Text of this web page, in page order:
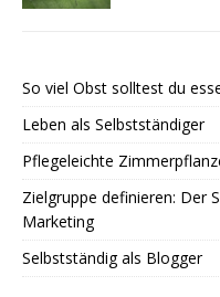
So viel Obst solltest du
Leben als Selbstständiger
Pflegeleichte
Zielgruppe definieren: Der
Marketing
Selbstständig als Blogger